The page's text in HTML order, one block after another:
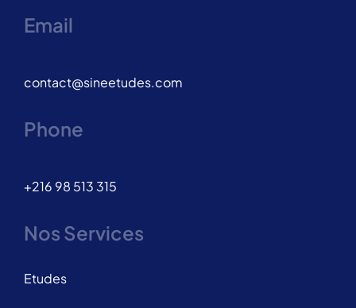
Email
contact@sineetudes.com
Phone
+216 98 513 315
Nos Services
Etudes